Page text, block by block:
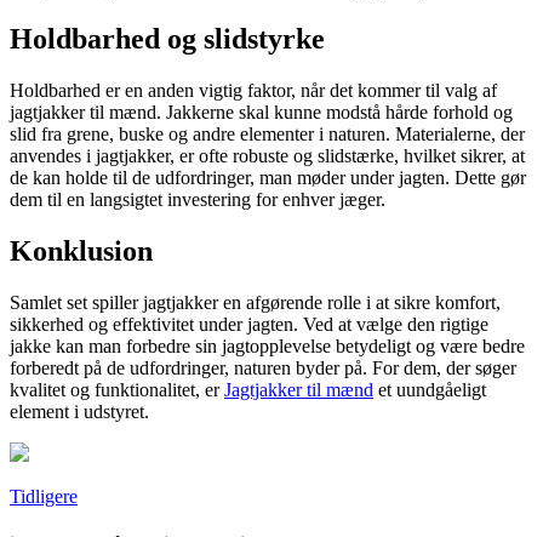
Holdbarhed og slidstyrke
Holdbarhed er en anden vigtig faktor, når det kommer til valg af
jagtjakker til mænd. Jakkerne skal kunne modstå hårde forhold og
slid fra grene, buske og andre elementer i naturen. Materialerne, der
anvendes i jagtjakker, er ofte robuste og slidstærke, hvilket sikrer, at
de kan holde til de udfordringer, man møder under jagten. Dette gør
dem til en langsigtet investering for enhver jæger.
Konklusion
Samlet set spiller jagtjakker en afgørende rolle i at sikre komfort,
sikkerhed og effektivitet under jagten. Ved at vælge den rigtige
jakke kan man forbedre sin jagtopplevelse betydeligt og være bedre
forberedt på de udfordringer, naturen byder på. For dem, der søger
kvalitet og funktionalitet, erJagtjakker til mænd et uundgåeligt
element i udstyret.
Tidligere